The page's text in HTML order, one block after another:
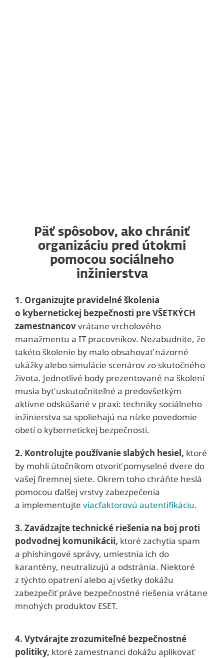
Päť spôsobov, ako chrániť
organizáciu pred útokmi
pomocou sociálneho
inžinierstva
1. Organizujte pravidelné školenia
o kybernetickej bezpečnosti pre VŠETKÝCH
zamestnancovvrátane vrcholového
manažmentu a IT pracovníkov. Nezabudnite, že
takéto školenie by malo obsahovať názorné
ukážky alebo simulácie scenárov zo skutočného
života. Jednotlivé body prezentované na školení
musia byť uskutočniteľné a predovšetkým
aktívne odskúšané v praxi: techniky sociálneho
inžinierstva sa spoliehajú na nízke povedomie
obetí o kybernetickej bezpečnosti.
2. Kontrolujte používanie slabých hesiel, ktoré
by mohli útočníkom otvoriť pomyselné dvere do
vašej firemnej siete. Okrem toho chráňte heslá
pomocou ďalšej vrstvy zabezpečenia
a implementujte viacfaktorovú autentifikáciu.
3. Zavádzajte technické riešenia na boj proti
podvodnej komunikácii, ktoré zachytia spam
a phishingové správy, umiestnia ich do
karantény, neutralizujú a odstránia. Niektoré
z týchto opatrení alebo aj všetky dokážu
zabezpečiť práve bezpečnostné riešenia vrátane
mnohých produktov ESET.
4. Vytvárajte zrozumiteľné bezpečnostné
politiky, ktoré zamestnanci dokážu aplikovať